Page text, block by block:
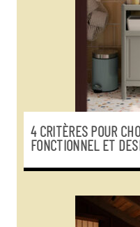
4 CRITÈRES POUR
FONCTIONNEL ET